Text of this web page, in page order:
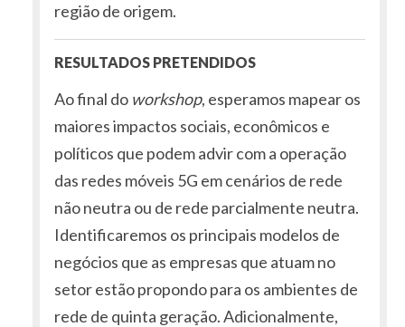
região de origem.
RESULTADOS PRETENDIDOS
Ao final do workshop, esperamos mapear os
maiores impactos sociais, econômicos e
políticos que podem advir com a operação
das redes móveis 5G em cenários de rede
não neutra ou de rede parcialmente neutra.
Identificaremos os principais modelos de
negócios que as empresas que atuam no
setor estão propondo para os ambientes de
rede de quinta geração. Adicionalmente,